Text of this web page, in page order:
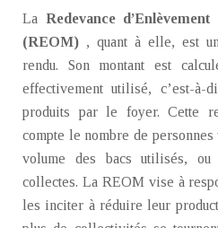
La Redevance
(REOM) , quant à elle, est
rendu. Son montant est
effectivement utilisé, c’est-à-
produits par le foyer. Cette
compte le nombre de
volume des bacs utilisés,
collectes. La REOM vise à
les inciter à réduire leur